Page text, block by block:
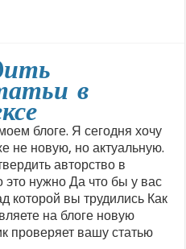
в
блоге. Я сегодня хочу
не новую, но актуальную.
авторство в
это нужно Да что бы у вас
которой вы трудились Как
на блоге новую
проверяет вашу статью